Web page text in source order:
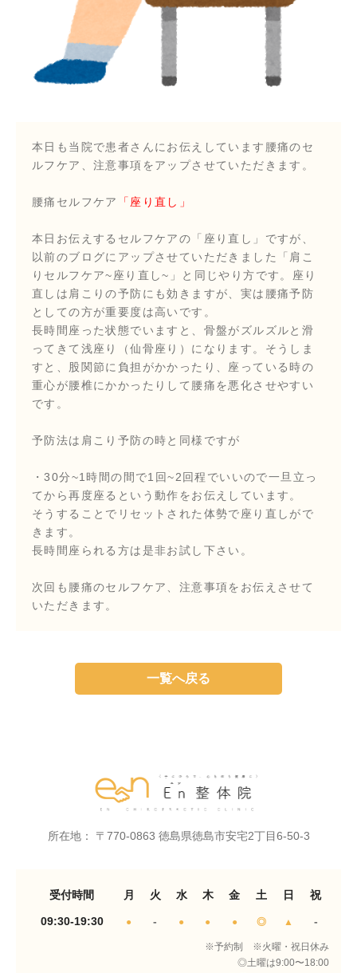
本日も当院で患者さんにお伝えしています腰痛のセ
ルフケア、注意事項をアップさせていただきます。
腰痛セルフケア 「座り直し」
本日お伝えするセルフケアの「座り直し」ですが、
以前のブログにアップさせていただきました「肩こ
りセルフケア~座り直し~」と同じやり方です。座り
直しは肩こりの予防にも効きますが、実は腰痛予防
としての方が重要度は高いです。
長時間座った状態でいますと、骨盤がズルズルと滑
ってきて浅座り（仙骨座り）になります。そうしま
すと、股関節に負担がかかったり、座っている時の
重心が腰椎にかかったりして腰痛を悪化させやすい
です。
予防法は肩こり予防の時と同様ですが
・30分~1時間の間で1回~2回程でいいので一旦立っ
てから再度座るという動作をお伝えしています。
そうすることでリセットされた体勢で座り直しがで
きます。
長時間座られる方は是非お試し下さい。
次回も腰痛のセルフケア、注意事項をお伝えさせて
いただきます。
一覧へ戻る
所在地： 〒770-0863 徳島県徳島市安宅2丁目6-50-3
受付時間 月 火 水 木 金 土 日 祝
09:30-19:30 ● - ● ● ● ◎ ▲ -
※予約制 ※火曜・祝日休み
◎土曜は9:00〜18:00